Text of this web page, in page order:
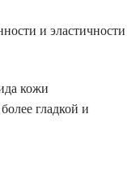
и эластичности
кожи
гладкой и